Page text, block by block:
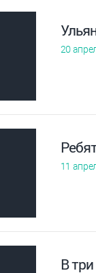
20
11
В